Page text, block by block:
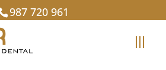
987 720 961